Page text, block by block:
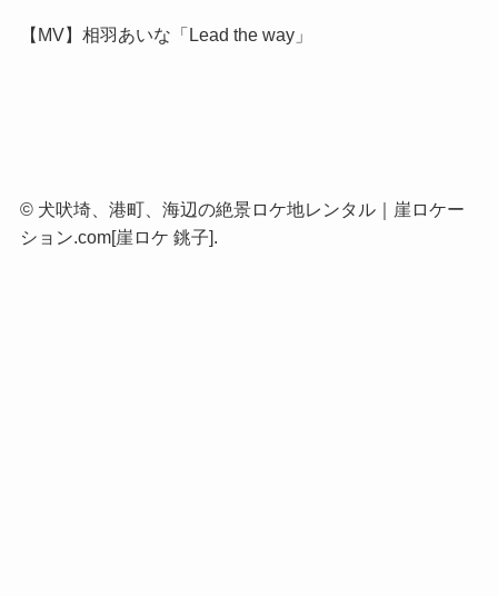
【MV】相羽あいな「Lead the way」
©犬吠埼、港町、海辺の絶景ロケ地レンタル｜崖ロケー
ション.com[崖ロケ 銚子].